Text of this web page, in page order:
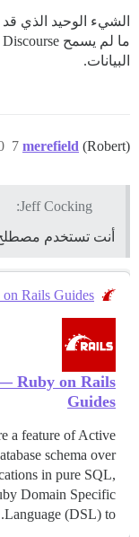
الشيء الوحيد الذي قد
البيانات.
merefield (Robert)
10 7
Jeff Cocking:
أنت تستخدم
Rails Guides
Ruby on Rails
Guides
a feature of Active
schema over
in pure SQL,
Domain Specific
Language (DSL) to...